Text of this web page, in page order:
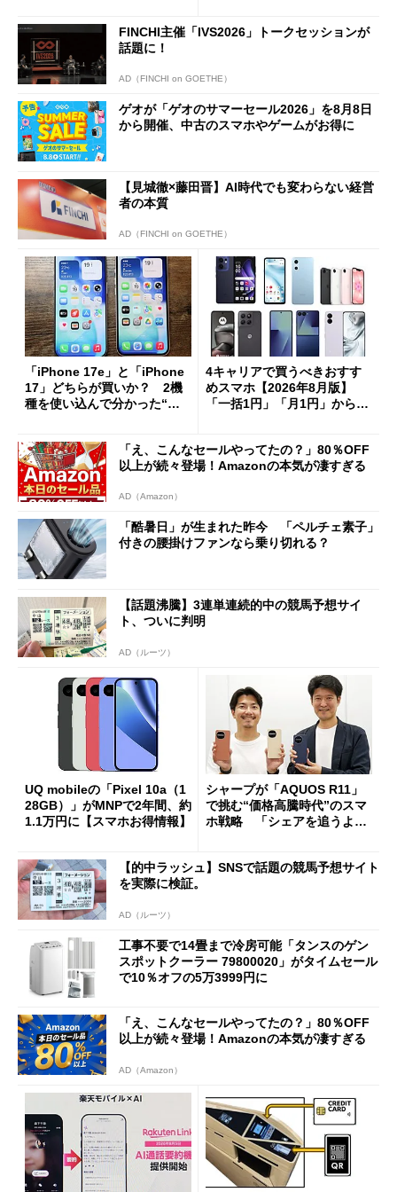
FINCHI主催「IVS2026」トークセッションが
話題に！
AD（FINCHI on GOETHE）
ゲオが「ゲオのサマーセール2026」を8月8日
から開催、中古のスマホやゲームがお得に
【見城徹×藤田晋】AI時代でも変わらない経営
者の本質
AD（FINCHI on GOETHE）
「iPhone 17e」と「iPhone
17」どちらが買いか？ 2機
種を使い込んで分かった“ス
4キャリアで買うべきおすす
めスマホ【2026年8月版】
「一括1円」「月1円」からお
「え、こんなセールやってたの？」80％OFF
以上が続々登場！Amazonの本気が凄すぎる
AD（Amazon）
「酷暑日」が生まれた昨今 「ペルチェ素子」
付きの腰掛けファンなら乗り切れる？
【話題沸騰】3連単連続的中の競馬予想サイ
ト、ついに判明
AD（ルーツ）
UQ mobileの「Pixel 10a（1
28GB）」がMNPで2年間、約
1.1万円に【スマホお得情報】
シャープが「AQUOS R11」
で挑む“価格高騰時代”のスマ
ホ戦略 「シェアを追うより
【的中ラッシュ】SNSで話題の競馬予想サイト
を実際に検証。
AD（ルーツ）
工事不要で14畳まで冷房可能「タンスのゲン
スポットクーラー 79800020」がタイムセール
で10％オフの5万3999円に
「え、こんなセールやってたの？」80％OFF
以上が続々登場！Amazonの本気が凄すぎる
AD（Amazon）